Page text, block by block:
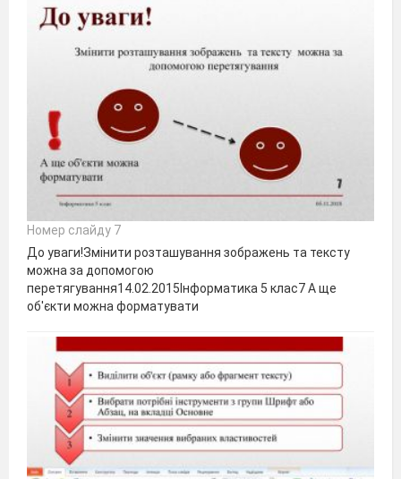
Номер слайду 7
До уваги!Змінити розташування зображень та тексту
можна за допомогою
перетягування14.02.2015Інформатика 5 клас7 А ще
об'єкти можна форматувати